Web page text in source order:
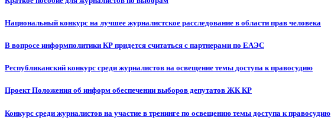
Национальный конкурс на лучшее журналистское расследование в области прав человека
В вопросе информполитики КР придется считаться с партнерами по ЕАЭС
Республиканский конкурс среди журналистов на освещение темы доступа к правосудию
Проект Положения об информ обеспечении выборов депутатов ЖК КР
Конкурс среди журналистов на участие в тренинге по освещению темы доступа к правосудию